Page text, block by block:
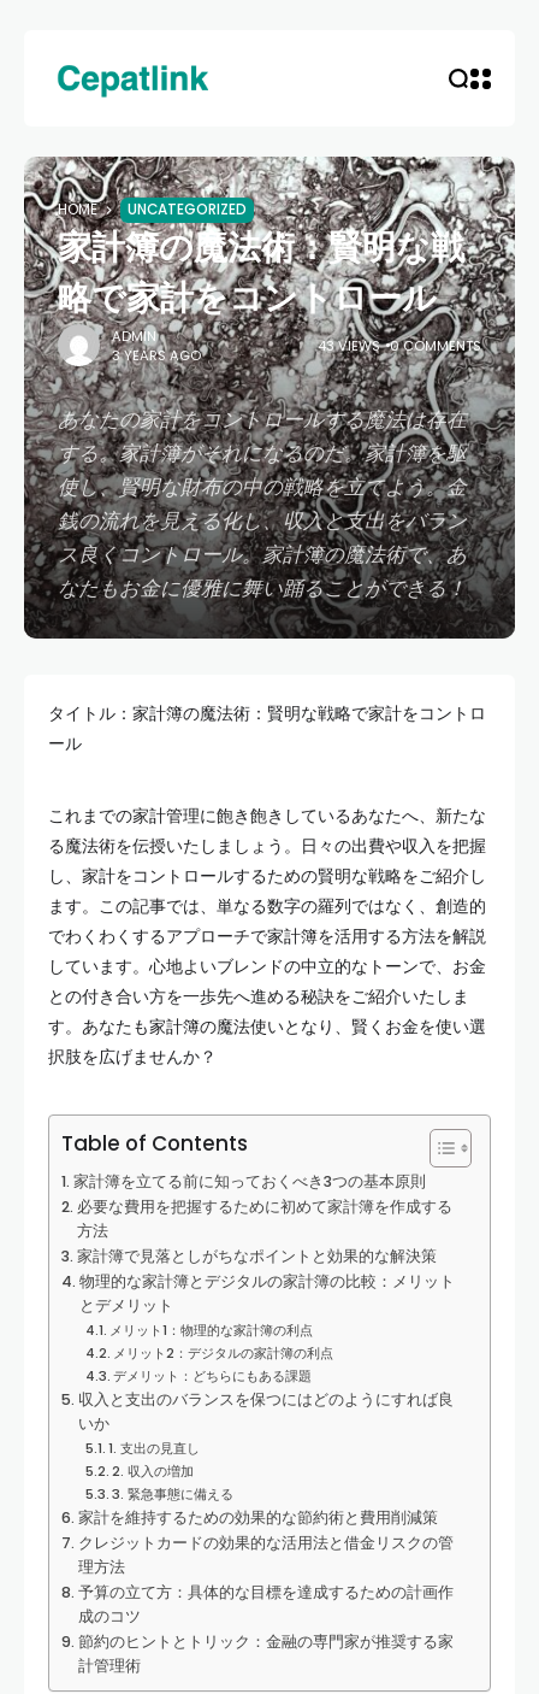
HOME UNCATEGORIZED
家計簿の魔法術：賢明な戦
略で家計をコントロール
ADMIN
3 YEARS AGO
43 VIEWS 0 COMMENTS
あなたの家計をコントロールする魔法は存在
する。家計簿がそれになるのだ。家計簿を駆
使し、賢明な財布の中の戦略を立てよう。金
銭の流れを見える化し、収入と支出をバラン
ス良くコントロール。家計簿の魔法術で、あ
なたもお金に優雅に舞い踊ることができる！
タイトル：家計簿の魔法術：賢明な戦略で家計をコントロ
ール
これまでの家計管理に飽き飽きしているあなたへ、新たな
る魔法術を伝授いたしましょう。日々の出費や収入を把握
し、家計をコントロールするための賢明な戦略をご紹介し
ます。この記事では、単なる数字の羅列ではなく、創造的
でわくわくするアプローチで家計簿を活用する方法を解説
しています。心地よいブレンドの中立的なトーンで、お金
との付き合い方を一歩先へ進める秘訣をご紹介いたしま
す。あなたも家計簿の魔法使いとなり、賢くお金を使い選
択肢を広げませんか？
Table of Contents
家計簿を立てる前に知っておくべき3つの基本原則
必要な費用を把握するために初めて家計簿を作成する
方法
家計簿で見落としがちなポイントと効果的な解決策
物理的な家計簿とデジタルの家計簿の比較：メリット
とデメリット
メリット1：物理的な家計簿の利点
メリット2：デジタルの家計簿の利点
デメリット：どちらにもある課題
収入と支出のバランスを保つにはどのようにすれば良
いか
1. 支出の見直し
2. 収入の増加
3. 緊急事態に備える
家計を維持するための効果的な節約術と費用削減策
クレジットカードの効果的な活用法と借金リスクの管
理方法
予算の立て方：具体的な目標を達成するための計画作
成のコツ
節約のヒントとトリック：金融の専門家が推奨する家
計管理術